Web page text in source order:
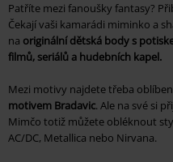
Patříte mezi fanoušky fantasy?
Čekají vaši kamarádi miminko a
na originální dětská body s
filmů, seriálů a hudebních kapel.
Mezi motivy najdete třeba
motivem Bradavic. Ale na své si
Mimčo totiž můžete obléknout
AC/DC, Metallica nebo Nirvana.